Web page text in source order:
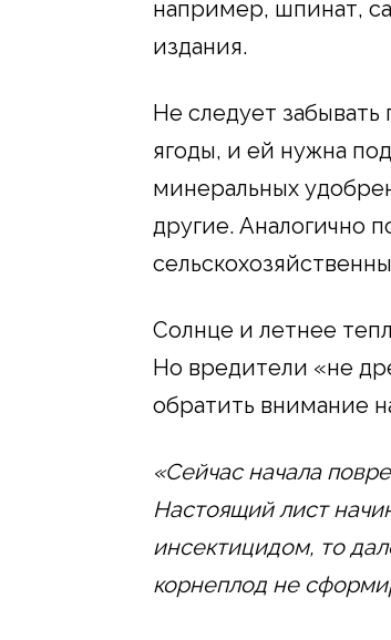
например, шпинат,
издания.
Не следует
ягоды, и ей нужна
минеральных
другие. Аналогично
Солнце и летнее
Но вредители «не
обратить внимание
«Сейчас начала
Настоящий лист
инсектицидом, то
корнеплод не